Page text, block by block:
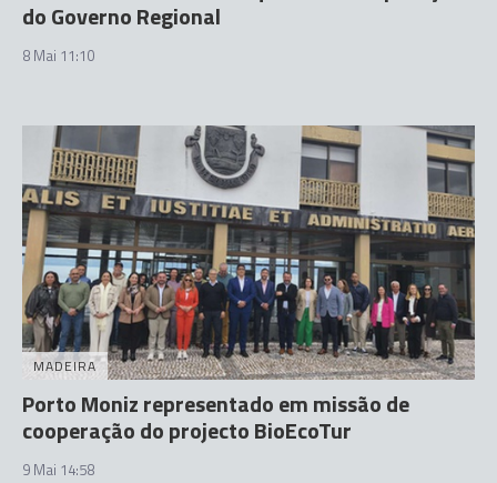
do Governo Regional
8 Mai 11:10
MADEIRA
Porto Moniz representado em missão de
cooperação do projecto BioEcoTur
9 Mai 14:58